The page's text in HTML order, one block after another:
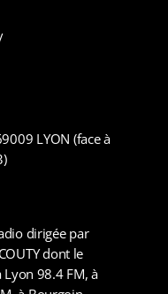
LYON (face à
dirigée par
dont le
Lyon 98.4 FM, à